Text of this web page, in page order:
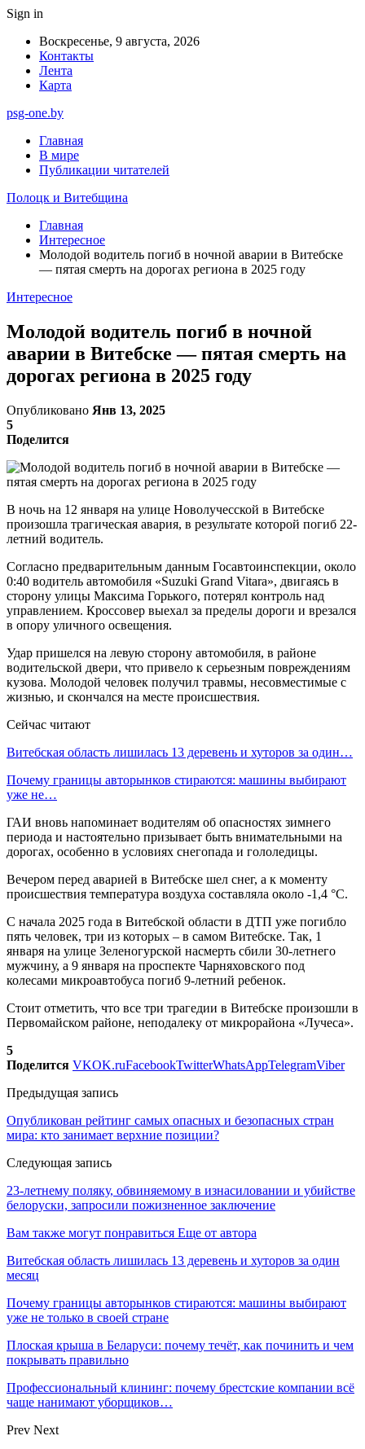
Sign in
Воскресенье, 9 августа, 2026
Контакты
Лента
Карта
psg-one.by
Главная
В мире
Публикации читателей
Полоцк и Витебщина
Главная
Интересное
Молодой водитель погиб в ночной аварии в Витебске
— пятая смерть на дорогах региона в 2025 году
Интересное
Молодой водитель погиб в ночной
аварии в Витебске — пятая смерть на
дорогах региона в 2025 году
Опубликовано Янв 13, 2025
5
Поделится
В ночь на 12 января на улице Новолучесской в Витебске
произошла трагическая авария, в результате которой погиб 22-
летний водитель.
Согласно предварительным данным Госавтоинспекции, около
0:40 водитель автомобиля «Suzuki Grand Vitara», двигаясь в
сторону улицы Максима Горького, потерял контроль над
управлением. Кроссовер выехал за пределы дороги и врезался
в опору уличного освещения.
Удар пришелся на левую сторону автомобиля, в районе
водительской двери, что привело к серьезным повреждениям
кузова. Молодой человек получил травмы, несовместимые с
жизнью, и скончался на месте происшествия.
Сейчас читают
Витебская область лишилась 13 деревень и хуторов за один…
Почему границы авторынков стираются: машины выбирают
уже не…
ГАИ вновь напоминает водителям об опасностях зимнего
периода и настоятельно призывает быть внимательными на
дорогах, особенно в условиях снегопада и гололедицы.
Вечером перед аварией в Витебске шел снег, а к моменту
происшествия температура воздуха составляла около -1,4 °C.
С начала 2025 года в Витебской области в ДТП уже погибло
пять человек, три из которых – в самом Витебске. Так, 1
января на улице Зеленогурской насмерть сбили 30-летнего
мужчину, а 9 января на проспекте Чарняховского под
колесами микроавтобуса погиб 9-летний ребенок.
Стоит отметить, что все три трагедии в Витебске произошли в
Первомайском районе, неподалеку от микрорайона «Лучеса».
5
Поделится VKOK.ruFacebookTwitterWhatsAppTelegramViber
Предыдущая запись
Опубликован рейтинг самых опасных и безопасных стран
мира: кто занимает верхние позиции?
Следующая запись
23-летнему поляку, обвиняемому в изнасиловании и убийстве
белоруски, запросили пожизненное заключение
Вам также могут понравиться Еще от автора
Витебская область лишилась 13 деревень и хуторов за один
месяц
Почему границы авторынков стираются: машины выбирают
уже не только в своей стране
Плоская крыша в Беларуси: почему течёт, как починить и чем
покрывать правильно
Профессиональный клининг: почему брестские компании всё
чаще нанимают уборщиков…
Prev Next